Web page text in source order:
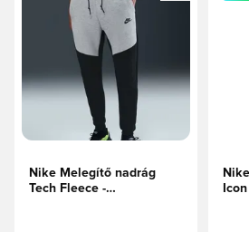
Nike Melegítő nadrág
Tech Fleece -